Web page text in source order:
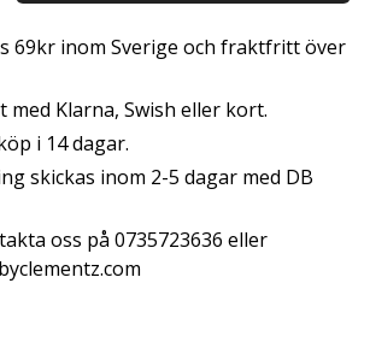
69kr inom Sverige och fraktfritt över
med Klarna, Swish eller kort.
i 14 dagar.
skickas inom 2-5 dagar med DB
oss på 0735723636 eller